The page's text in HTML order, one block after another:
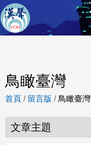
鳥瞰臺灣
首頁 / 留言版 / 鳥瞰臺灣